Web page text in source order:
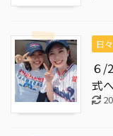
日
６/
式へ